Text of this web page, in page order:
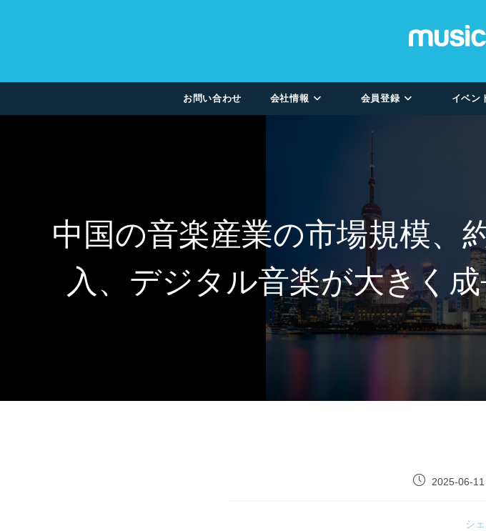
お問い合わせ 会社情報 会員登録 イベン
中国の音楽産業の市場規模、
入、デジタル音楽が大きく
2025-06-11
シ